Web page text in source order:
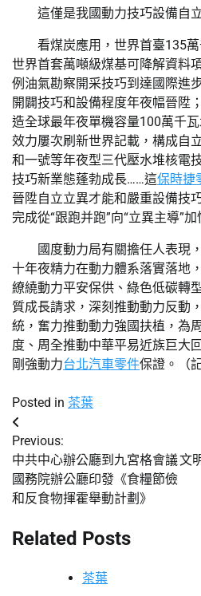
這僅是我國動力技巧設備自
看煤炭應用，世界首臺135
世界首套萬噸級煤基可降解資料
例油氣勘察開采技巧到達國際進
開闢技巧和設備程度年夜幅晉陞
造全球最年夜單機容量100萬千
效力屢次刷新世界記載，構成自
和一號等年夜型三代壓水堆核電
技巧新業態蓬勃成長……這保時捷
晉陞自立立異才能和嚴重設備技
完成從“跟跑并跑”向“立異主導”加
國度動力局有關擔任人表現
十年夜精力在動力體系落實落地
繚繞動力平安保供、綠色低碳轉
質成長請求，深刻推動動力反動
統，奮力推動動力強國扶植，為
度、周全推動中華平易近族巨大回
剛強動力台北汽車零件保證。（
Posted in 茶葉
文
章
導
覽
Previous:
中共中心辦公廳到九宮格會議
國務院辦公廳印發《食糧節儉
和反食物揮霍舉動計劃》
文
Related Posts
茶葉